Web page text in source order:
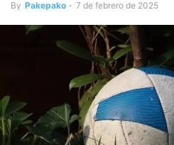
By Pakepako - 7 de febrero de 2025